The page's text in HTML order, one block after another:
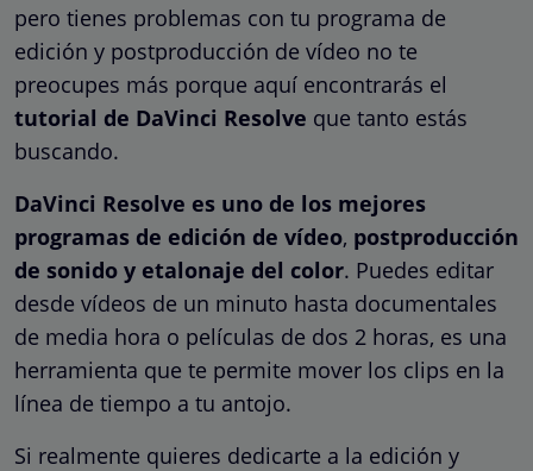
pero tienes problemas con tu programa de
edición y postproducción de vídeo no te
preocupes más porque aquí encontrarás el
tutorial de DaVinci Resolve que tanto estás
buscando.
DaVinci Resolve es uno de los mejores
programas de edición de vídeo, postproducción
de sonido y etalonaje del color. Puedes editar
desde vídeos de un minuto hasta documentales
de media hora o películas de dos 2 horas, es una
herramienta que te permite mover los clips en la
línea de tiempo a tu antojo.
Si realmente quieres dedicarte a la edición y